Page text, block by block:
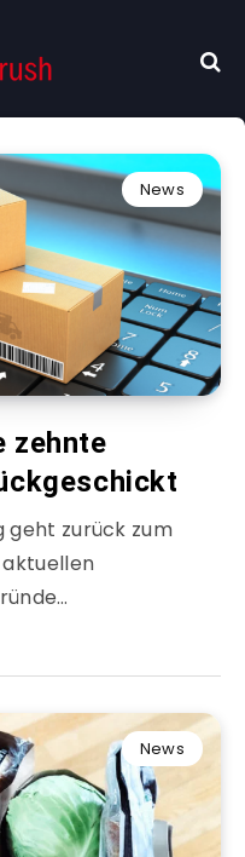
News
zehnte
geht zurück zum
aktuellen
News